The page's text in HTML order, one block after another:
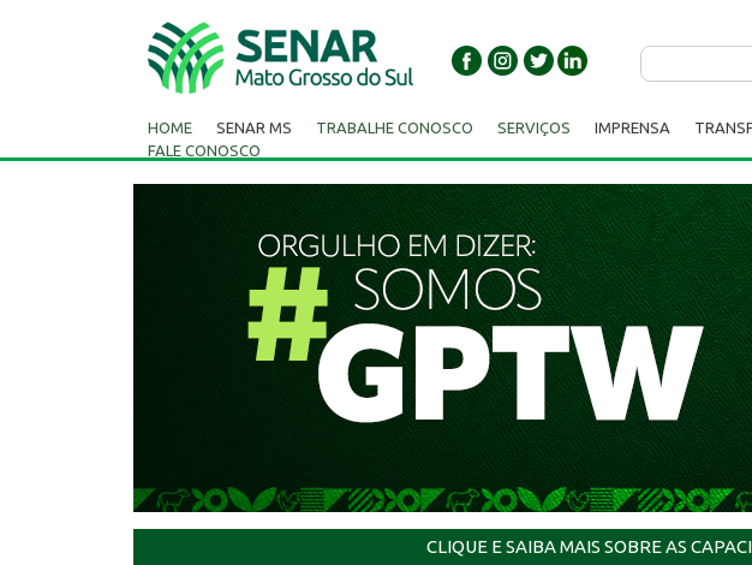
HOME SENAR MS TRABALHE CONOSCO SERVIÇOS IMPRENSA
FALE CONOSCO
CLIQUE E SAIBA MAIS SOBRE AS